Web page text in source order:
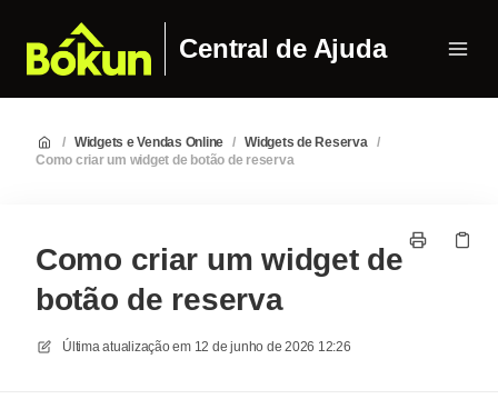
Central de Ajuda
/ Widgets e Vendas Online / Widgets de Reserva /
Como criar um widget de botão de reserva
Como criar um widget de
botão de reserva
Última atualização em 12 de junho de 2026 12:26